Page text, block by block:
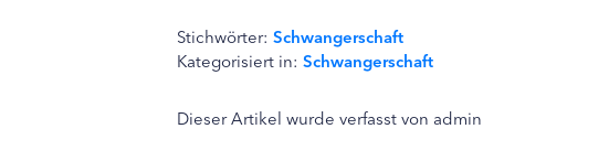
Stichwörter: Schwangerschaft
Kategorisiert in: Schwangerschaft
Dieser Artikel wurde verfasst von admin